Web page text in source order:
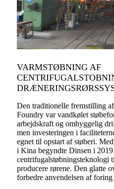
VARMSTØBNING AF
Den traditionelle fremstilling
Foundry var vandkølet
arbejdskraft og omhyggelig
men investeringen i
egnet til opstart af støberi.
i Kina begyndte Dinsen i
centrifugalstøbningsteknologi
producere rørene. Den glatte
forbedre anvendelsen af